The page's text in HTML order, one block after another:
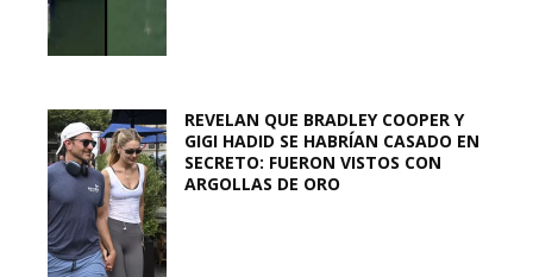
REVELAN QUE BRADLEY COOPER Y
GIGI HADID SE HABRÍAN CASADO EN
SECRETO: FUERON VISTOS CON
ARGOLLAS DE ORO